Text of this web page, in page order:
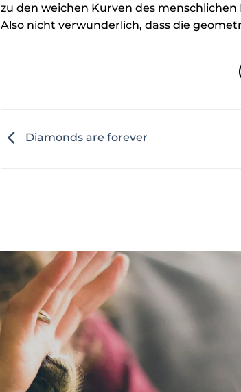
zu den weichen Kurven des menschlichen
Also nicht verwunderlich, dass die
Diamonds are forever